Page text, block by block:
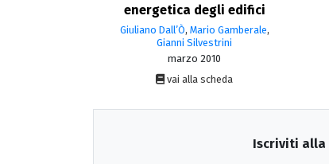
energetica degli edifici
Giuliano Dall’Ò, Mario Gamberale,
Gianni Silvestrini
marzo 2010
vai alla scheda
Iscriviti alla